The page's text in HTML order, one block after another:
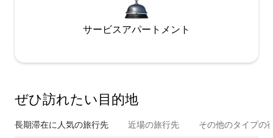
サービスアパートメント
ぜひ訪⁠れ⁠た⁠い目⁠的⁠地
長期滞在に人気の旅行先 近場の旅行先 その他のタ⁠イ⁠プ⁠の